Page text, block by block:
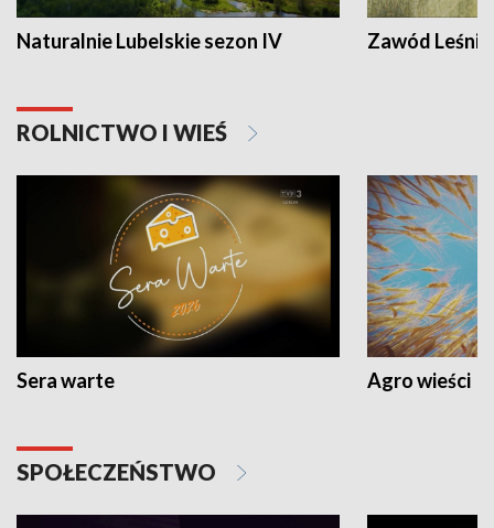
Naturalnie Lubelskie sezon IV Zawód Leśnik
ROLNICTWO I WIEŚ
Sera warte Agro wieści
SPOŁECZEŃSTWO